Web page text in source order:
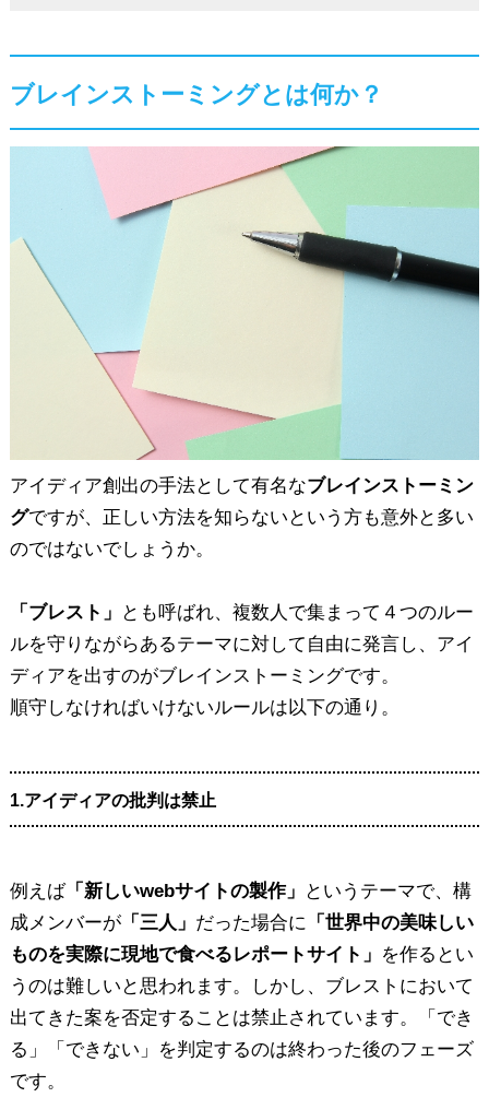
ブレインストーミングとは何か？
アイディア創出の手法として有名なブレインストーミン
グですが、正しい方法を知らないという方も意外と多い
のではないでしょうか。
「ブレスト」
とも呼ばれ、複数人で集まって４つのルー
ルを守りながらあるテーマに対して自由に発言し、アイ
ディアを出すのがブレインストーミングです。
順守しなければいけないルールは以下の通り。
1.アイディアの批判は禁止
例えば「新しいwebサイトの製作」
というテーマで、構
成メンバーが「三人」 だった場合に 「世界中の美味しい
ものを実際に現地で食べるレポートサイト」 を作るとい
うのは難しいと思われます。しかし、ブレストにおいて
出てきた案を否定することは禁止されています。「でき
る」「できない」を判定するのは終わった後のフェーズ
です。